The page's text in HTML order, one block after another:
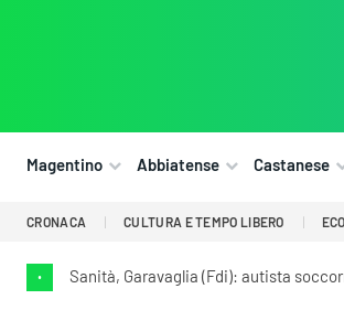
Magentino Abbiatense Castanese
CRONACA CULTURA E TEMPO LIBERO
• Sanità, Garavaglia (Fdi): autista